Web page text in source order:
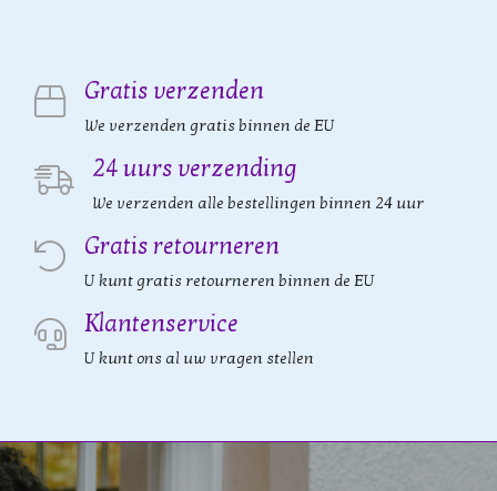
Gratis verzenden
We verzenden gratis binnen de EU
24 uurs verzending
We verzenden alle bestellingen binnen 24 uur
Gratis retourneren
U kunt gratis retourneren binnen de EU
Klantenservice
U kunt ons al uw vragen stellen